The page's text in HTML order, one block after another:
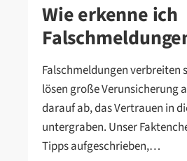
Wie erkenne ich
Falschmeldungen verbreiten
lösen große Verunsicherung
darauf ab, das Vertrauen in
untergraben. Unser
Tipps aufgeschrieben,…